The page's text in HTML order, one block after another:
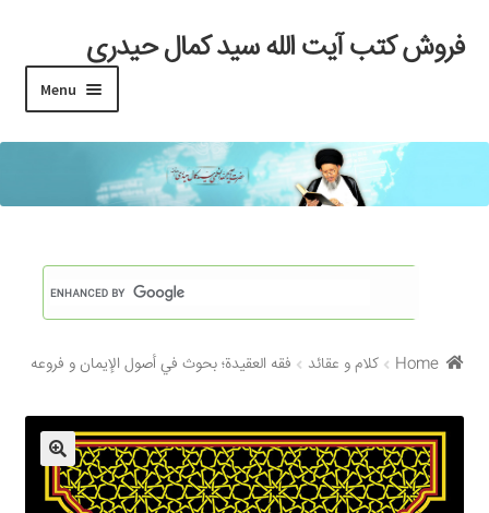
Skip
to
Skip
to
فروش کتب آیت الله سید کمال حیدری
Menu
خانه
#97 (بدون عنوان)
Checkout
My account
Search Results
Shop
Home کلام و عقائد فقه العقيدة؛ بحوث في أصول الإيمان و فروعه